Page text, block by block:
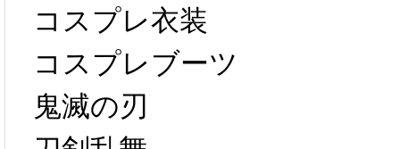
響で2024年2月5
日から工場生産
コスプレ衣装
コスプレブーツ
鬼滅の刃